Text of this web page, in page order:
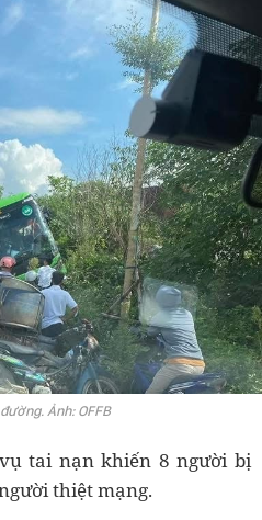
Ảnh: OFFB
tai nạn khiến 8 người bị
thiệt mạng.